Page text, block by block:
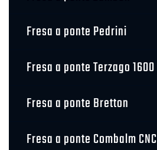
Fresa a ponte Pedrini
Fresa a ponte Terzago 1600
Fresa a ponte Bretton
Fresa a ponte Combalm CNC